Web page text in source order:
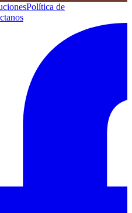
Política de